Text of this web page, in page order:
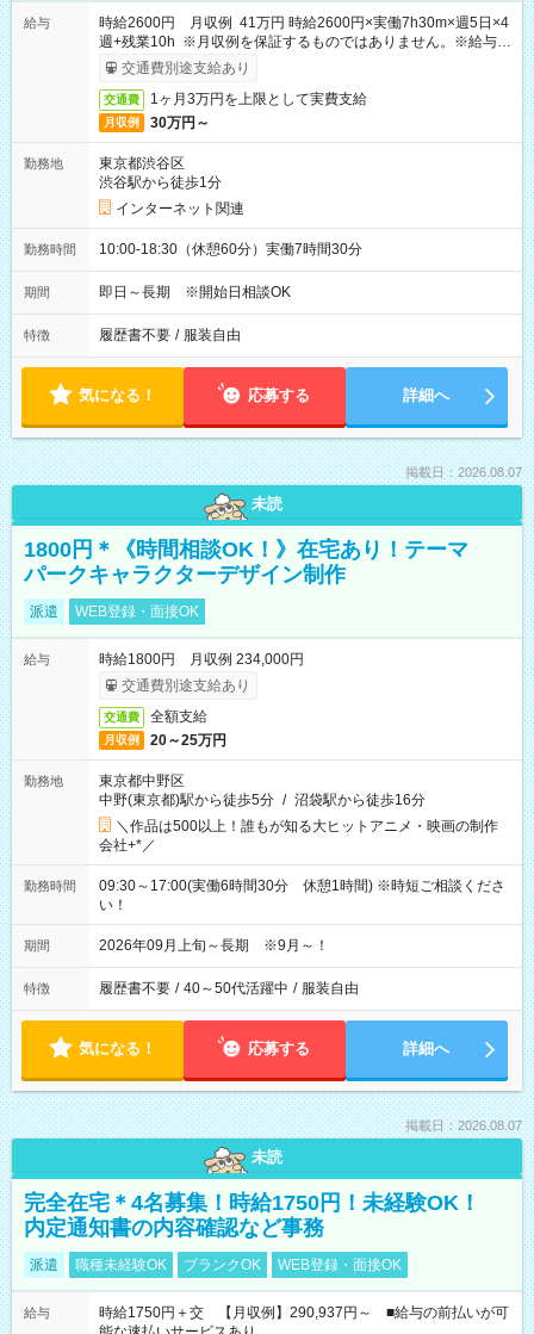
給与
時給2600円 月収例 41万円 時給2600円×実働7h30m×週5日×4
週+残業10h ※月収例を保証するものではありません。※給与即
受取りサービス利用可（利用条件有）
交通費別途支給あり
交通費 1ヶ月3万円を上限として実費支給
月収例 30万円～
勤務地
東京都渋谷区
渋谷駅から徒歩1分
インターネット関連
勤務時間 10:00-18:30（休憩60分）実働7時間30分
期間 即日～長期 ※開始日相談OK
特徴 履歴書不要 / 服装自由
気になる！ 応募する 詳細へ
掲載日：2026.08.07
未読
1800円＊《時間相談OK！》在宅あり！テーマ
パークキャラクターデザイン制作
派遣 WEB登録・面接OK
給与
時給1800円 月収例 234,000円
交通費別途支給あり
交通費 全額支給
月収例 20～25万円
勤務地
東京都中野区
中野(東京都)駅から徒歩5分 / 沼袋駅から徒歩16分
＼作品は500以上！誰もが知る大ヒットアニメ・映画の制作
会社+*／
勤務時間
09:30～17:00(実働6時間30分 休憩1時間) ※時短ご相談くださ
い！
期間 2026年09月上旬～長期 ※9月～！
特徴 履歴書不要 / 40～50代活躍中 / 服装自由
気になる！ 応募する 詳細へ
掲載日：2026.08.07
未読
完全在宅＊4名募集！時給1750円！未経験OK！
内定通知書の内容確認など事務
派遣 職種未経験OK ブランクOK WEB登録・面接OK
給与
時給1750円＋交 【月収例】290,937円～ ■給与の前払いが可